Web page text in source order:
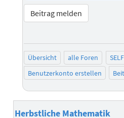
Beitrag melden
Übersicht alle Foren
Benutzerkonto erstellen
Herbstliche Mathematik